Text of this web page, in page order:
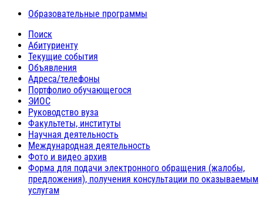
Образовательные программы
Поиск
Абитуриенту
Текущие события
Объявления
Адреса/телефоны
Портфолио обучающегося
ЭИОС
Руководство вуза
Факультеты, институты
Научная деятельность
Международная деятельность
Фото и видео архив
Форма для подачи электронного обращения (жалобы,
предложения), получения консультации по оказываемым
услугам